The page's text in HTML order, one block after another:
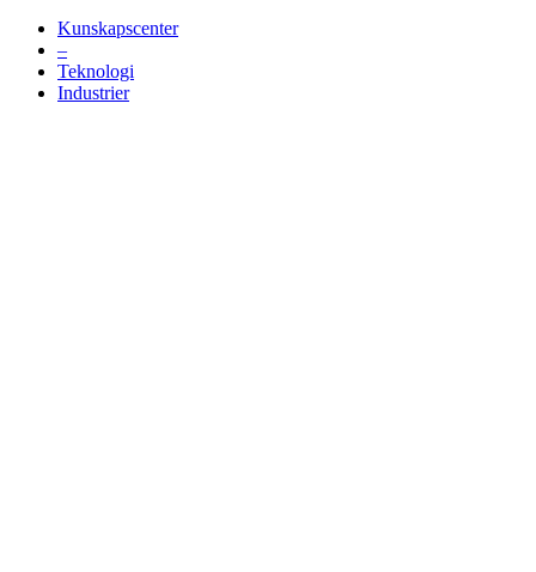
Kunskapscenter
–
Teknologi
Industrier